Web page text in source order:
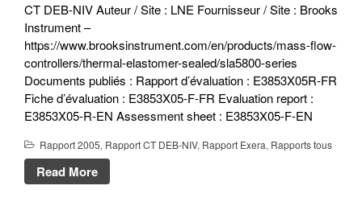
CT DEB-NIV Auteur / Site : LNE Fournisseur / Site : Brooks
Instrument –
https://www.brooksinstrument.com/en/products/mass-flow-
controllers/thermal-elastomer-sealed/sla5800-series
Documents publiés : Rapport d’évaluation : E3853X05R-FR
Fiche d’évaluation : E3853X05-F-FR Evaluation report :
E3853X05-R-EN Assessment sheet : E3853X05-F-EN
Rapport 2005, Rapport CT DEB-NIV, Rapport Exera, Rapports tous
Read More